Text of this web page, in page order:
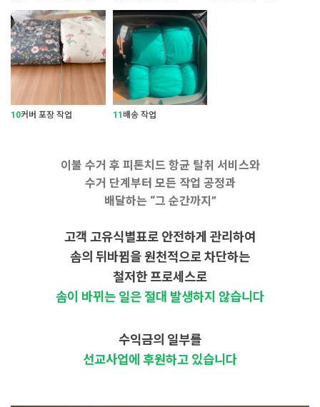
10커버 포장 작업 11 배송 작업
이불 수거 후 피톤치드 항균 탈취 서비스와
수거 단계부터 모든 작업 공정과
배달하는 “그 순간까지”
고객 고유식별표로 안전하게 관리하여
솜의 뒤바뀜을 원천적으로 차단하는
철저한 프로세스로
솜이 바뀌는 일은 절대 발생하지 않습니다
수익금의 일부를
선교사업에 후원하고 있습니다